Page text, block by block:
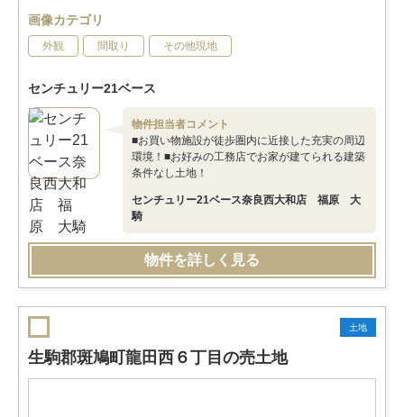
画像カテゴリ
外観 間取り その他現地
センチュリー21ベース
物件担当者コメント
■お買い物施設が徒歩圏内に近接した充実の周辺
環境！■お好みの工務店でお家が建てられる建築
条件なし土地！
センチュリー21ベース奈良西大和店 福原 大
騎
物件を詳しく見る
土地
生駒郡斑鳩町龍田西６丁目の売土地